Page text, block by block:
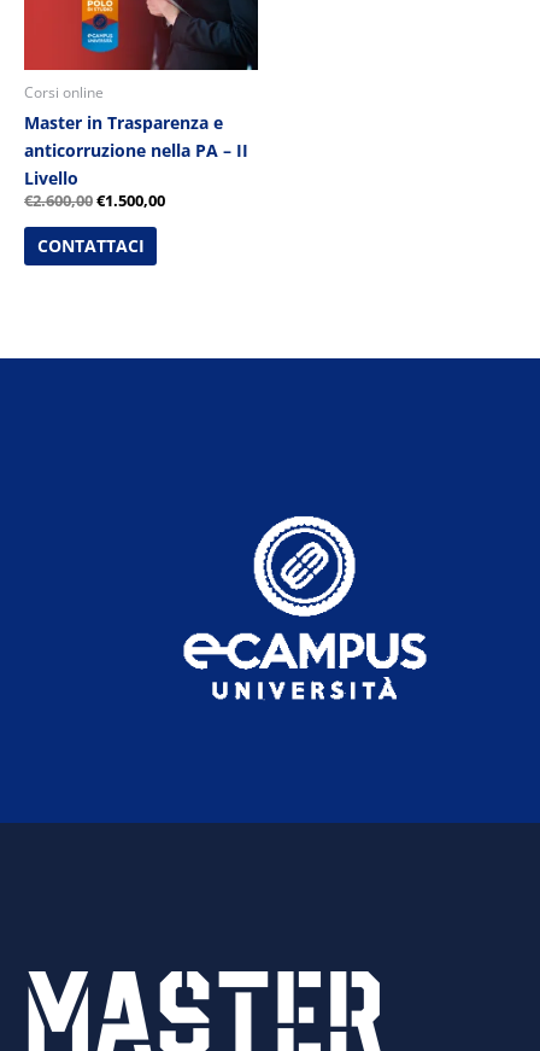
Corsi online
Master in Trasparenza e
anticorruzione nella PA – II
Livello
€2.600,00€1.500,00
CONTATTACI